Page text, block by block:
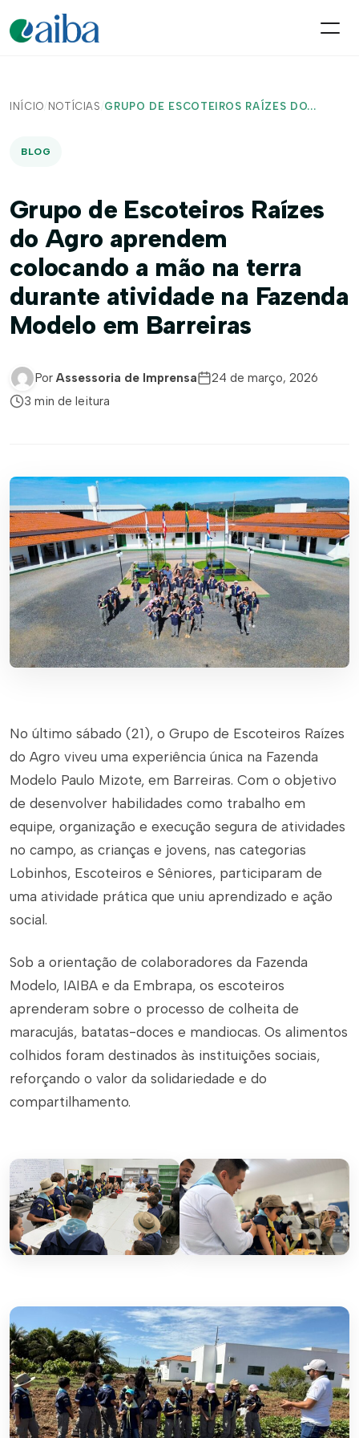
INÍCIO/ NOTÍCIAS /GRUPO DE ESCOTEIROS RAÍZES DO...
BLOG
Grupo de Escoteiros Raízes
do Agro aprendem
colocando a mão na terra
durante atividade na Fazenda
Modelo em Barreiras
Por Assessoria de Imprensa
24 de março, 2026
3 min de leitura
No último sábado (21), o Grupo de Escoteiros Raízes
do Agro viveu uma experiência única na Fazenda
Modelo Paulo Mizote, em Barreiras. Com o objetivo
de desenvolver habilidades como trabalho em
equipe, organização e execução segura de atividades
no campo, as crianças e jovens, nas categorias
Lobinhos, Escoteiros e Sêniores, participaram de
uma atividade prática que uniu aprendizado e ação
social.
Sob a orientação de colaboradores da Fazenda
Modelo, IAIBA e da Embrapa, os escoteiros
aprenderam sobre o processo de colheita de
maracujás, batatas-doces e mandiocas. Os alimentos
colhidos foram destinados às instituições sociais,
reforçando o valor da solidariedade e do
compartilhamento.